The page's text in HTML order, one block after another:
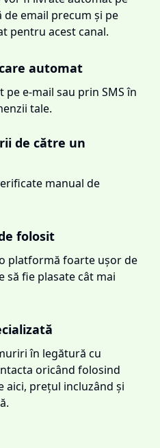
email precum și pe
pentru acest canal.
automat
e-mail sau prin SMS în
tale.
de către un
manual de
folosit
platformă foarte ușor de
să fie plasate cât mai
în legătură cu
oricând folosind
aici, prețul incluzând și